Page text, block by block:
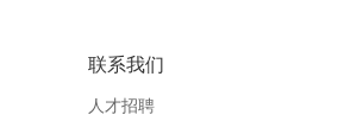
联系我们
人才招聘